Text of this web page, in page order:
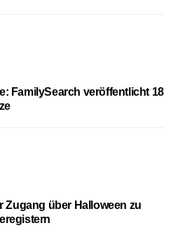
FamilySearch veröffentlicht 18
Zugang über Halloween zu